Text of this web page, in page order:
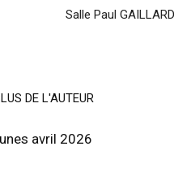
Salle Paul GAILLARD
DE L'AUTEUR
avril 2026